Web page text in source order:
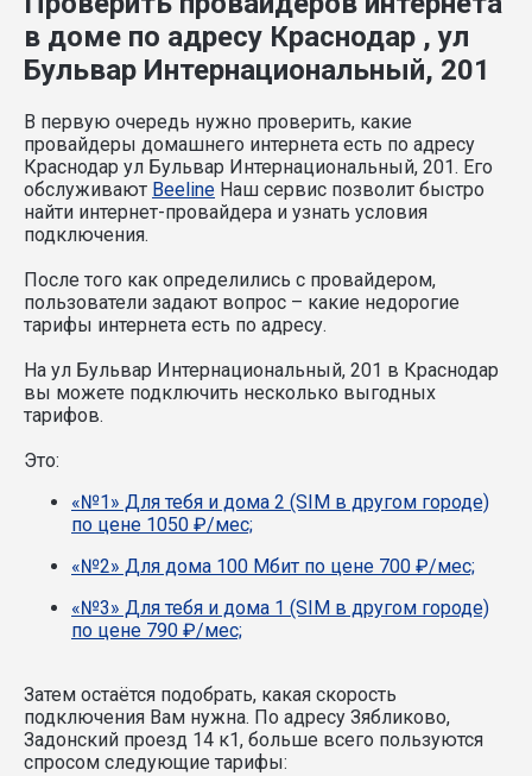
в доме по адресу Краснодар , ул
Бульвар Интернациональный, 201
В первую очередь нужно проверить, какие
провайдеры домашнего интернета есть по адресу
Краснодар ул Бульвар Интернациональный, 201. Его
обслуживают Beeline Наш сервис позволит быстро
найти интернет-провайдера и узнать условия
подключения.
После того как определились с провайдером,
пользователи задают вопрос – какие недорогие
тарифы интернета есть по адресу.
На ул Бульвар Интернациональный, 201 в Краснодар
вы можете подключить несколько выгодных
тарифов.
Это:
«№1» Для тебя и дома 2 (SIM в другом городе)
по цене 1050 ₽/мес;
«№2» Для дома 100 Мбит по цене 700 ₽/мес;
«№3» Для тебя и дома 1 (SIM в другом городе)
по цене 790 ₽/мес;
Затем остаётся подобрать, какая скорость
подключения Вам нужна. По адресу Зябликово,
Задонский проезд 14 к1, больше всего пользуются
спросом следующие тарифы: